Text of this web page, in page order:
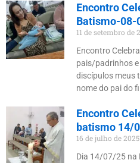
Encontro
Batismo-08-
11 de setembro de
Encontro
pais/padrinhos
discípulos meus
nome do pai do
Encontro
batismo 14/
16 de julho de 2025
Dia 14/07/25 na